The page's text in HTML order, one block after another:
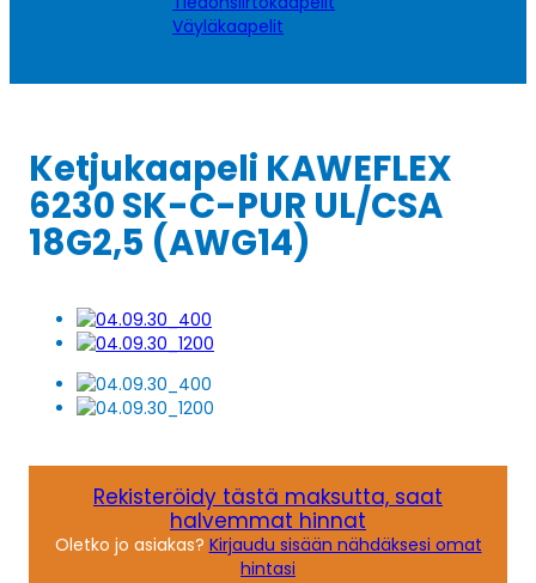
Väyläkaapelit
Ketjukaapeli KAWEFLEX
6230 SK-C-PUR UL/CSA
18G2,5 (AWG14)
Rekisteröidy tästä maksutta, saat
halvemmat hinnat
Oletko jo asiakas? Kirjaudu sisään nähdäksesi omat
hintasi